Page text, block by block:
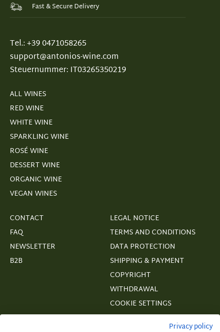
Fast & Secure Delivery
Tel.: +39 0471058265
support@antonios-wine.com
Steuernummer: IT03265350219
ALL WINES
RED WINE
WHITE WINE
SPARKLING WINE
ROSÉ WINE
DESSERT WINE
ORGANIC WINE
VEGAN WINES
CONTACT
FAQ
NEWSLETTER
B2B
LEGAL NOTICE
TERMS AND CONDITIONS
DATA PROTECTION
SHIPPING & PAYMENT
COPYRIGHT
WITHDRAWAL
COOKIE SETTINGS
VERTRAGSWIDERRUF
Privacy policy